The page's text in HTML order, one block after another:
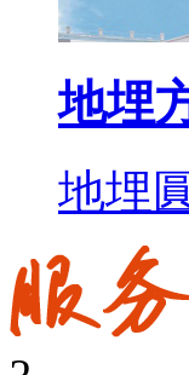
地埋
地埋